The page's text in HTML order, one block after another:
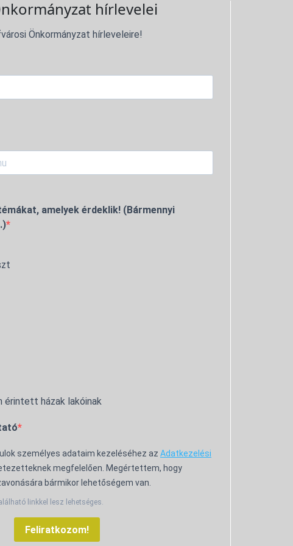
hírlevelei
Önkormányzat hírleveleire!
amelyek érdeklik! (Bármennyi
érintett házak lakóinak
személyes adataim kezeléséhez az Adatkezelési
megfelelően. Megértettem, hogy
bármikor lehetőségem van.
linkkel lesz lehetséges.
Feliratkozom!